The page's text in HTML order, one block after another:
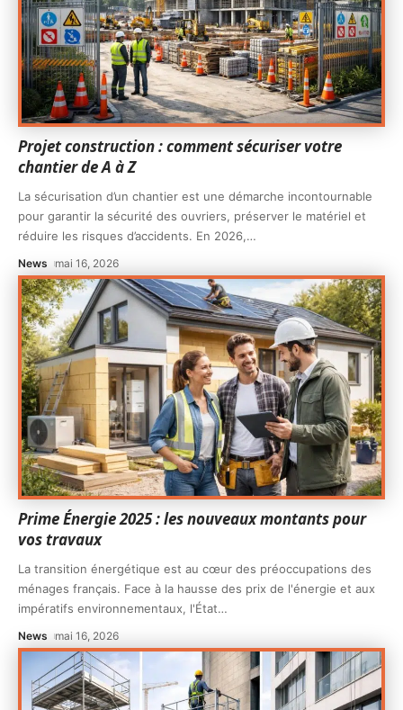
Projet construction : comment sécuriser votre
chantier de A à Z
La sécurisation d’un chantier est une démarche incontournable
pour garantir la sécurité des ouvriers, préserver le matériel et
réduire les risques d’accidents. En 2026,…
News mai 16, 2026
Prime Énergie 2025 : les nouveaux montants pour
vos travaux
La transition énergétique est au cœur des préoccupations des
ménages français. Face à la hausse des prix de l'énergie et aux
impératifs environnementaux, l'État…
News mai 16, 2026